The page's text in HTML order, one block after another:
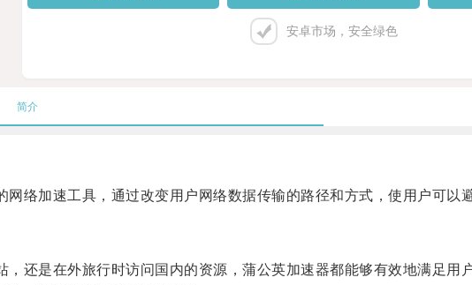
安卓市场，安全绿色
简介
加速工具，通过改变用户网络数据传输的路径和方式，使用户可以
是在外旅行时访问国内的资源，蒲公英加速器都能够有效地满足用户